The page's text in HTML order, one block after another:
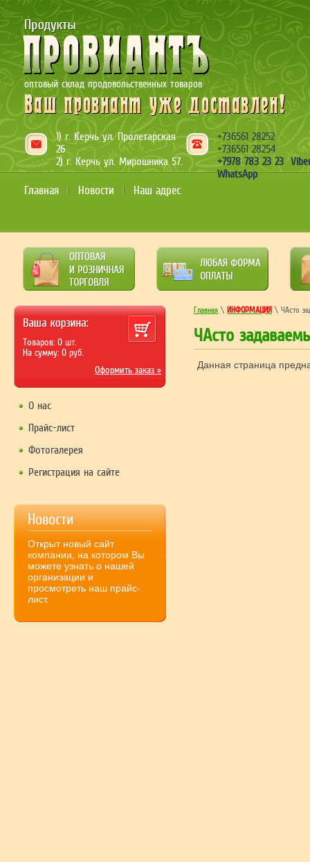
оптовый склад продовольственных товаров
Главная Новости Наш адрес
1) г. Керчь ул. Пролетарская
26
2) г. Керчь ул. Мирошника 57.
+736561 28252
+736561 28254
+7978 783 23 23
WhatsApp
Главная \ ИНФОРМАЦИЯ \ ЧАсто
ЧАсто
Данная страница
Товаров: 0 шт.
На сумму: 0 руб.
Оформить заказ »
О нас
Прайс-лист
Фотогалерея
Регистрация на сайте
Новости
Открыт новый сайт
компании, на котором Вы
можете узнать о нашей
организации и
просмотреть наш прайс-
лист.